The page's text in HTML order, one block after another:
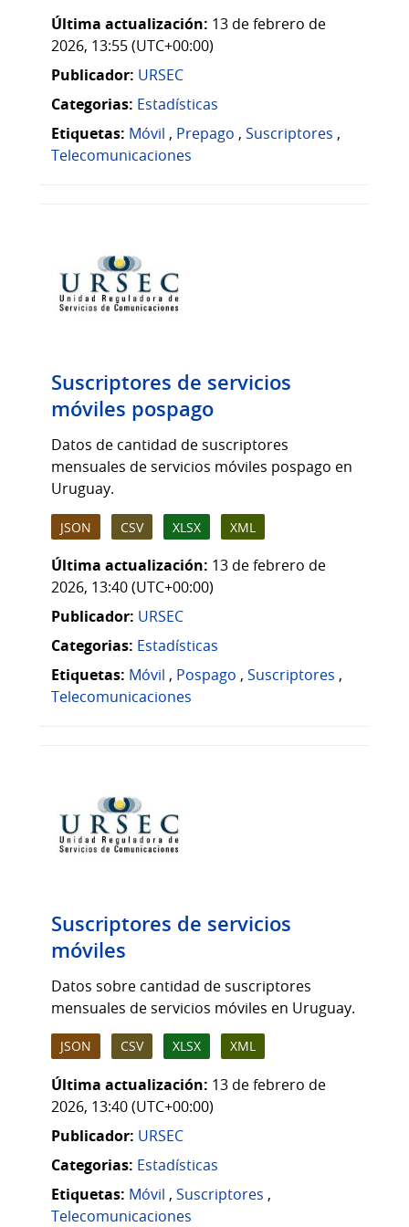
Última actualización: 13 de febrero de
2026, 13:55 (UTC+00:00)
Publicador: URSEC
Categorias: Estadísticas
Etiquetas: Móvil , Prepago , Suscriptores ,
Telecomunicaciones
Suscriptores de servicios
móviles pospago
Datos de cantidad de suscriptores
mensuales de servicios móviles pospago en
Uruguay.
JSON CSV XLSX XML
Última actualización: 13 de febrero de
2026, 13:40 (UTC+00:00)
Publicador: URSEC
Categorias: Estadísticas
Etiquetas: Móvil , Pospago , Suscriptores ,
Telecomunicaciones
Suscriptores de servicios
móviles
Datos sobre cantidad de suscriptores
mensuales de servicios móviles en Uruguay.
JSON CSV XLSX XML
Última actualización: 13 de febrero de
2026, 13:40 (UTC+00:00)
Publicador: URSEC
Categorias: Estadísticas
Etiquetas: Móvil , Suscriptores ,
Telecomunicaciones